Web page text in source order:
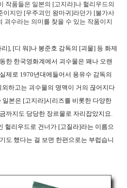
작품들은 일본의 [고지라]나 헐리우드의
이지만 [우주괴인 왕마귀]라던가 [불가사
괴수라는 의미를 찾을 수 있는 작품이지
], [디 워]나 봉준호 감독의 [괴물] 등 화제
한 한국영화계에서 괴수물은 꽤나 오랜
제로 1970년대에들어서 용유수 감독의
하고는 괴수물의 명맥이 거의 끊어지다
본은 [고지라]시리즈를 비롯한 다양한
까지도 당당한 장르물로 자리잡았지요.
헐리우드로 건너가 [고질라]라는 이름으
도 했다는 걸 보면 한편으로는 부럽습니